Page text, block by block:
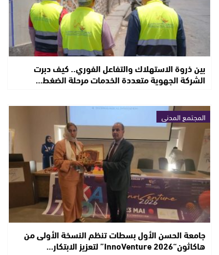
بين ذروة الاستهلاك والتفاعل الفوري.. كيف دبرت
الشركة الجهوية متعددة الخدمات مرحلة الضغط…
المجتمع المدني
جامعة الحسن الأول بسطات تنظم النسخة الأولى من
هاكاثون“InnoVenture 2026” لتعزيز الابتكار…